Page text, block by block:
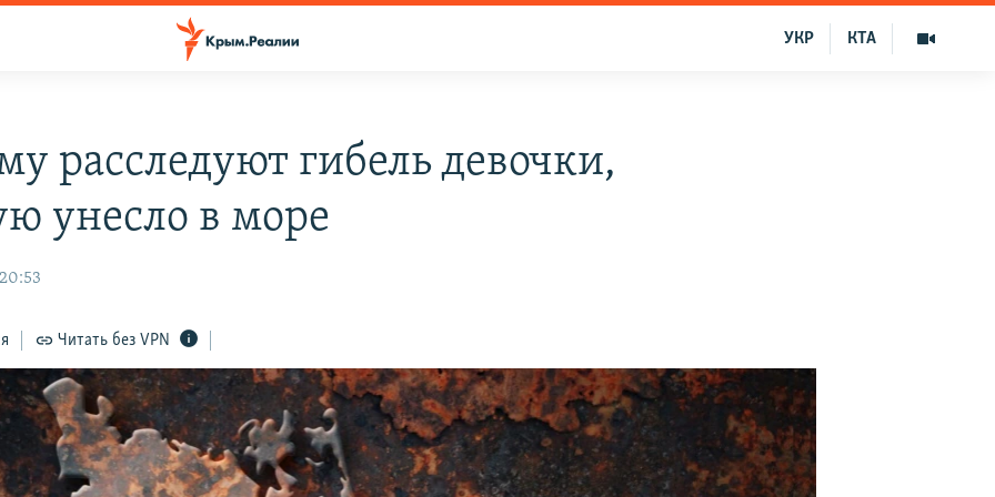
КТА
УКР
расследуют гибель девочки,
унесло в море
Читать без VPN